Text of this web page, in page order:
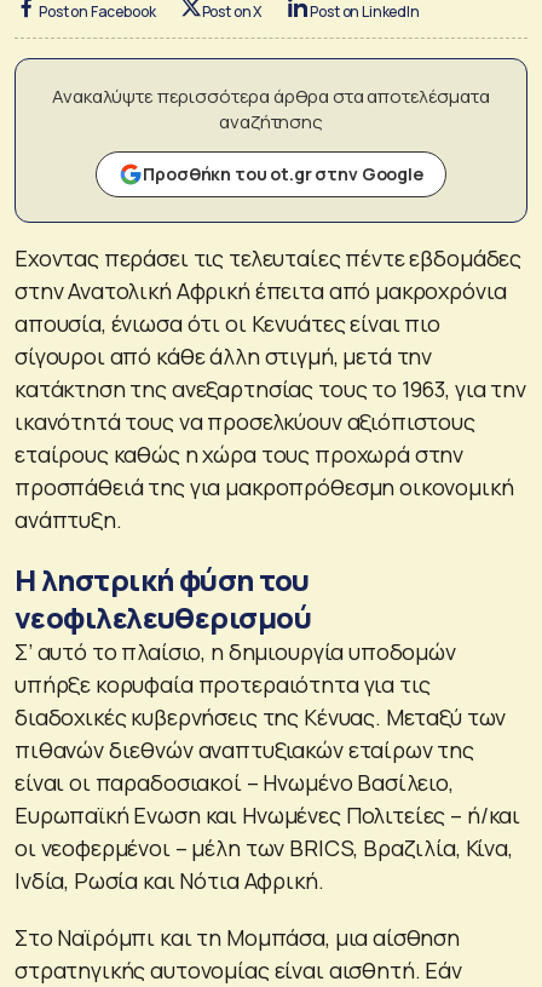
Post on Facebook Post on X Post on LinkedIn
Ανακαλύψτε περισσότερα άρθρα στα αποτελέσματα
αναζήτησης
Προσθήκη του ot.gr στην Google
Εχοντας περάσει τις τελευταίες πέντε εβδομάδες
στην Ανατολική Αφρική έπειτα από μακροχρόνια
απουσία, ένιωσα ότι οι Κενυάτες είναι πιο
σίγουροι από κάθε άλλη στιγμή, μετά την
κατάκτηση της ανεξαρτησίας τους το 1963, για την
ικανότητά τους να προσελκύουν αξιόπιστους
εταίρους καθώς η χώρα τους προχωρά στην
προσπάθειά της για μακροπρόθεσμη οικονομική
ανάπτυξη.
Η ληστρική φύση του
νεοφιλελευθερισμού
Σ’ αυτό το πλαίσιο, η δημιουργία υποδομών
υπήρξε κορυφαία προτεραιότητα για τις
διαδοχικές κυβερνήσεις της Κένυας. Μεταξύ των
πιθανών διεθνών αναπτυξιακών εταίρων της
είναι οι παραδοσιακοί – Ηνωμένο Βασίλειο,
Ευρωπαϊκή Ενωση και Ηνωμένες Πολιτείες – ή/και
οι νεοφερμένοι – μέλη των BRICS, Βραζιλία, Κίνα,
Ινδία, Ρωσία και Νότια Αφρική.
Στο Ναϊρόμπι και τη Μομπάσα, μια αίσθηση
στρατηγικής αυτονομίας είναι αισθητή. Εάν